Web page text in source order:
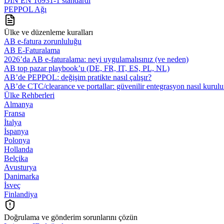
PEPPOL Ağı
Ülke ve düzenleme kuralları
AB e-fatura zorunluluğu
AB E-Faturalama
2026’da AB e‑faturalama: neyi uygulamalısınız (ve neden)
AB top pazar playbook’u (DE, FR, IT, ES, PL, NL)
AB’de PEPPOL: değişim pratikte nasıl çalışır?
AB’de CTC/clearance ve portallar: güvenilir entegrasyon nasıl
Ülke Rehberleri
Almanya
Fransa
İtalya
İspanya
Polonya
Hollanda
Belçika
Avusturya
Danimarka
İsveç
Finlandiya
Doğrulama ve gönderim sorunlarını çözün